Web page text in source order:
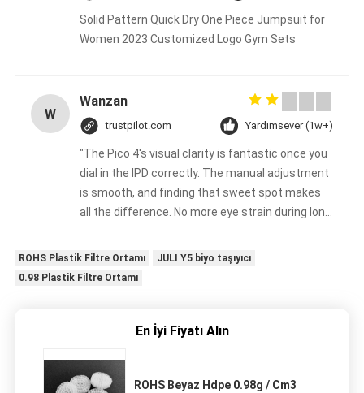
Solid Pattern Quick Dry One Piece Jumpsuit for
Women 2023 Customized Logo Gym Sets
W
Wanzan
trustpilot.com Yardımsever (1w+)
"The Pico 4's visual clarity is fantastic once you
dial in the IPD correctly. The manual adjustment
is smooth, and finding that sweet spot makes
all the difference. No more eye strain during long
set it up properly!""The Pico 4's visual clarity is
fantastic once you dial in the IPD correctly. The
eye strain during long sessions. Highly
once you dial in the IPD correctly. The manual
ROHS Plastik Filtre Ortamı
JULI Y5 biyo taşıyıcı
0.98 Plastik Filtre Ortamı
En İyi Fiyatı Alın
ROHS Beyaz Hdpe 0.98g / Cm3